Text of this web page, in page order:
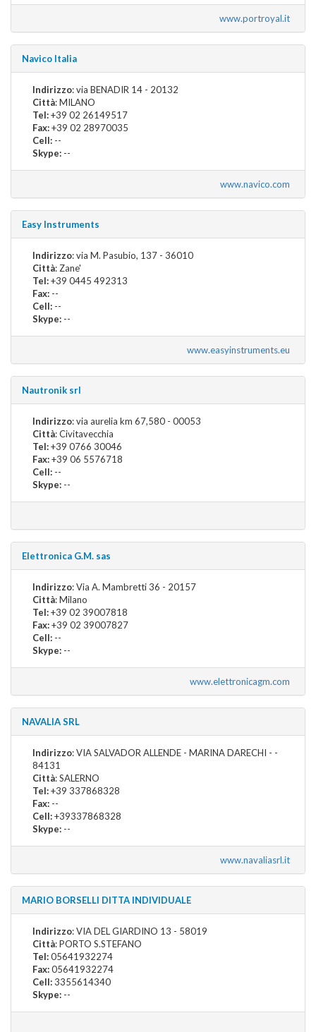
www.portroyal.it
Navico Italia
Indirizzo: via BENADIR 14 - 20132
Città: MILANO
Tel:+39 02 26149517
Fax:+39 02 28970035
Cell: --
Skype: --
www.navico.com
Easy Instruments
Indirizzo: via M. Pasubio, 137 - 36010
Città: Zane'
Tel:+39 0445 492313
Fax: --
Cell: --
Skype: --
www.easyinstruments.eu
Nautronik srl
Indirizzo: via aurelia km 67,580 - 00053
Città: Civitavecchia
Tel:+39 0766 30046
Fax:+39 06 5576718
Cell: --
Skype: --
Elettronica G.M. sas
Indirizzo: Via A. Mambretti 36 - 20157
Città: Milano
Tel:+39 02 39007818
Fax:+39 02 39007827
Cell: --
Skype: --
www.elettronicagm.com
NAVALIA SRL
Indirizzo: VIA SALVADOR ALLENDE - MARINA DARECHI - -
84131
Città: SALERNO
Tel:+39 337868328
Fax: --
Cell:+39337868328
Skype: --
www.navaliasrl.it
MARIO BORSELLI DITTA INDIVIDUALE
Indirizzo: VIA DEL GIARDINO 13 - 58019
Città: PORTO S.STEFANO
Tel:05641932274
Fax:05641932274
Cell:3355614340
Skype: --